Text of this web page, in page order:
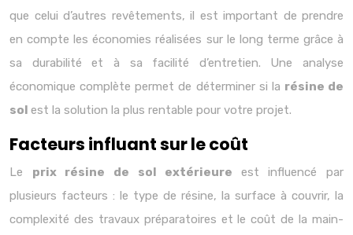
que celui d’autres revêtements, il est important de prendre
en compte les économies réalisées sur le long terme grâce à
sa durabilité et à sa facilité d’entretien. Une analyse
économique complète permet de déterminer si la résine de
sol est la solution la plus rentable pour votre projet.
Facteurs influant sur le coût
Le prix résine de sol extérieure est influencé par
plusieurs facteurs : le type de résine, la surface à couvrir, la
complexité des travaux préparatoires et le coût de la main-